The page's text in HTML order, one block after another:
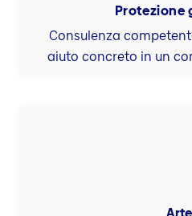
Protezione
Consulenza
aiuto concreto in un